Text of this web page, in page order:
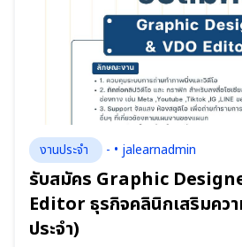
งานประจำ - • jalearnadmin
รับสมัคร Graphic
Editor ธุรกิจคลินิกเสริมคว
ประจำ)